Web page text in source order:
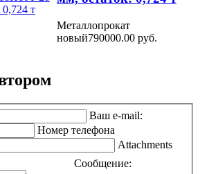
Металлопрокат
новый790000.00 руб.
Ваш e-mail:
Номер телефона
Attachments
Сообщение: